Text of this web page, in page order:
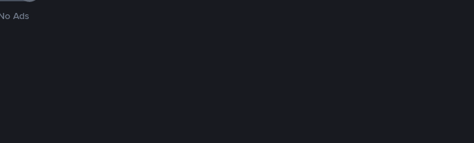
Ads